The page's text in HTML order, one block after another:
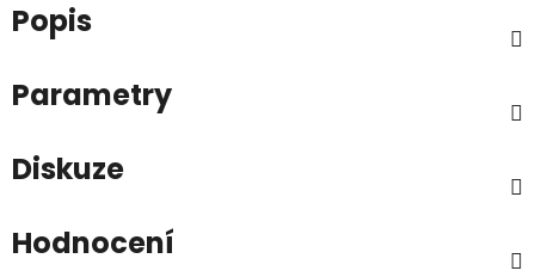
Popis
Parametry
Diskuze
Hodnocení